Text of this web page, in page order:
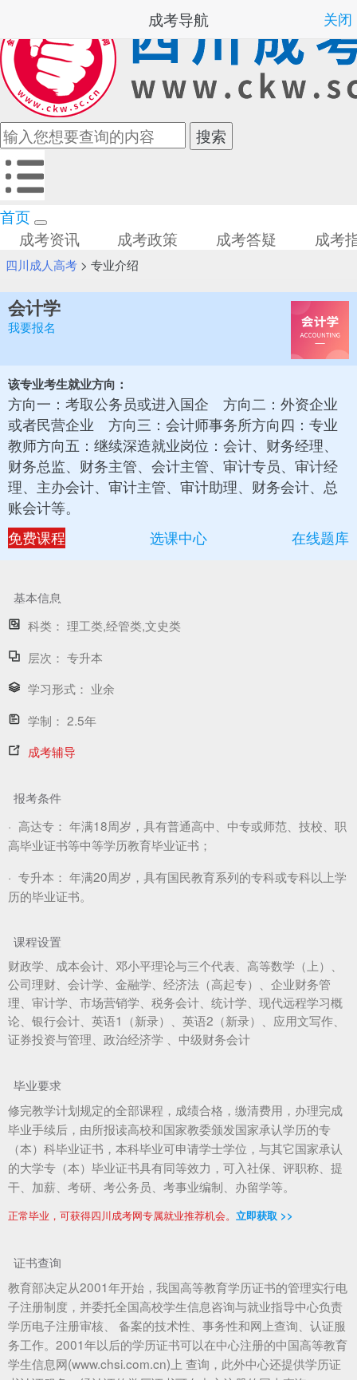
首页
成考资讯
成考政策 成考答疑 成考
四川成人高考> 专业介绍
会计学
我要报名
该专业考生就业方向：
方向一：考取公务员或进入国企 方向二：外资企业
或者民营企业 方向三：会计师事务所方向四：专业
教师方向五：继续深造就业岗位：会计、财务经理、
财务总监、财务主管、会计主管、审计专员、审计经
理、主办会计、审计主管、审计助理、财务会计、总
账会计等。
免费课程
选课中心 在线题库
基本信息
科类： 理工类,经管类,文史类
层次： 专升本
学习形式： 业余
学制： 2.5年
成考辅导
报考条件
· 高达专： 年满18周岁，具有普通高中、中专或师范、技校、职
高毕业证书等中等学历教育毕业证书；
· 专升本： 年满20周岁，具有国民教育系列的专科或专科以上学
历的毕业证书。
课程设置
财政学、成本会计、邓小平理论与三个代表、高等数学（上）、
公司理财、会计学、金融学、经济法（高起专）、企业财务管
理、审计学、市场营销学、税务会计、统计学、现代远程学习概
论、银行会计、英语1（新录）、英语2（新录）、应用文写作、
证券投资与管理、政治经济学 、中级财务会计
毕业要求
修完教学计划规定的全部课程，成绩合格，缴清费用，办理完成
毕业手续后，由所报读高校和国家教委颁发国家承认学历的专
（本）科毕业证书，本科毕业可申请学士学位，与其它国家承认
的大学专（本）毕业证书具有同等效力，可入社保、评职称、提
干、加薪、考研、考公务员、考事业编制、办留学等。
正常毕业，可获得四川成考网专属就业推荐机会。 立即获取 >>
证书查询
教育部决定从2001年开始，我国高等教育学历证书的管理实行电
子注册制度，并委托全国高校学生信息咨询与就业指导中心负责
学历电子注册审核、 备案的技术性、事务性和网上查询、认证服
务工作。2001年以后的学历证书可以在中心注册的中国高等教育
学生信息网(www.chsi.com.cn)上 查询，此外中心还提供学历证
成考导航 关闭